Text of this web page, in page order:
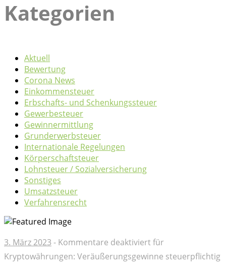
Kategorien
Aktuell
Bewertung
Corona News
Einkommensteuer
Erbschafts- und Schenkungssteuer
Gewerbesteuer
Gewinnermittlung
Grunderwerbsteuer
Internationale Regelungen
Körperschaftsteuer
Lohnsteuer / Sozialversicherung
Sonstiges
Umsatzsteuer
Verfahrensrecht
3. März 2023 - Kommentare deaktiviertfür
Kryptowährungen: Veräußerungsgewinne steuerpflichtig